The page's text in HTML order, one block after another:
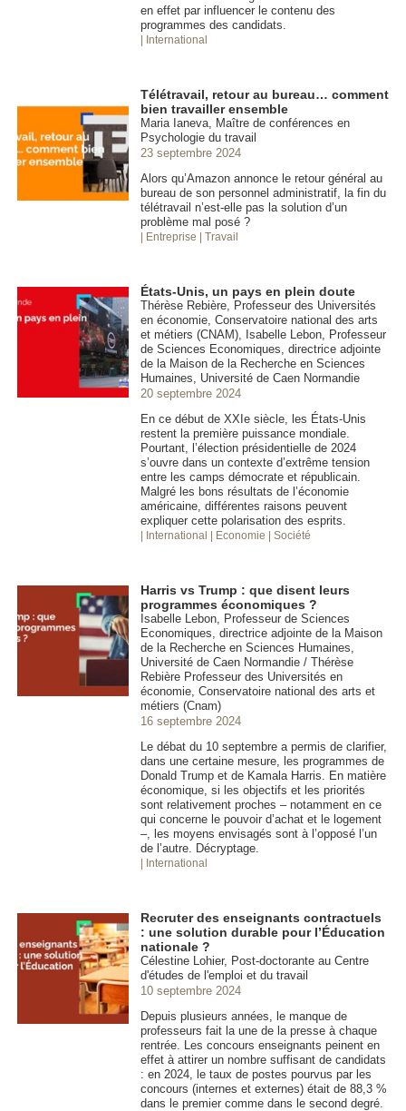
en effet par influencer le contenu des
programmes des candidats.
| International
Télétravail, retour au bureau… comment
bien travailler ensemble
Maria Ianeva, Maître de conférences en
Psychologie du travail
23 septembre 2024
Alors qu’Amazon annonce le retour général au
bureau de son personnel administratif, la fin du
télétravail n’est-elle pas la solution d’un
problème mal posé ?
| Entreprise | Travail
États-Unis, un pays en plein doute
Thérèse Rebière, Professeur des Universités
en économie, Conservatoire national des arts
et métiers (CNAM), Isabelle Lebon, Professeur
de Sciences Economiques, directrice adjointe
de la Maison de la Recherche en Sciences
Humaines, Université de Caen Normandie
20 septembre 2024
En ce début de XXIe siècle, les États-Unis
restent la première puissance mondiale.
Pourtant, l’élection présidentielle de 2024
s’ouvre dans un contexte d’extrême tension
entre les camps démocrate et républicain.
Malgré les bons résultats de l’économie
américaine, différentes raisons peuvent
expliquer cette polarisation des esprits.
| International | Economie | Société
Harris vs Trump : que disent leurs
programmes économiques ?
Isabelle Lebon, Professeur de Sciences
Economiques, directrice adjointe de la Maison
de la Recherche en Sciences Humaines,
Université de Caen Normandie / Thérèse
Rebière Professeur des Universités en
économie, Conservatoire national des arts et
métiers (Cnam)
16 septembre 2024
Le débat du 10 septembre a permis de clarifier,
dans une certaine mesure, les programmes de
Donald Trump et de Kamala Harris. En matière
économique, si les objectifs et les priorités
sont relativement proches – notamment en ce
qui concerne le pouvoir d’achat et le logement
–, les moyens envisagés sont à l’opposé l’un
de l’autre. Décryptage.
| International
Recruter des enseignants contractuels
: une solution durable pour l’Éducation
nationale ?
Célestine Lohier, Post-doctorante au Centre
d'études de l'emploi et du travail
10 septembre 2024
Depuis plusieurs années, le manque de
professeurs fait la une de la presse à chaque
rentrée. Les concours enseignants peinent en
effet à attirer un nombre suffisant de candidats
: en 2024, le taux de postes pourvus par les
concours (internes et externes) était de 88,3 %
dans le premier comme dans le second degré.